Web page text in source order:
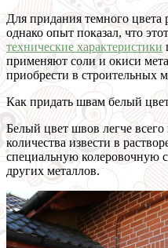
Для придания темного цвета
однако опыт показал, что
технические характеристики
применяют соли и окиси
приобрести в строительных
Как придать швам белый
Белый цвет швов легче
количества извести в
специальную колеровочную
других металлов.